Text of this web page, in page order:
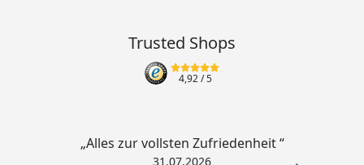
Trusted Shops
4,92/ 5
„Alles zur vollsten Zufriedenheit “
31.07.2026